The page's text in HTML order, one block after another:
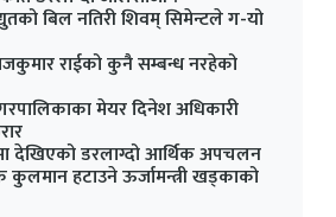
बिल नतिरी शिवम् सिमेन्टले ग-यो
राईको कुनै सम्बन्ध नरहेको
मेयर दिनेश अधिकारी
देखिएको डरलाग्दो आर्थिक अपचलन
हटाउने ऊर्जामन्त्री खड्काको